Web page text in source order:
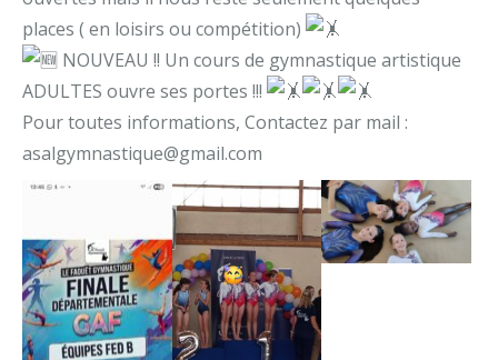
places ( en loisirs ou compétition)
NOUVEAU !! Un cours de gymnastique artistique
ADULTES ouvre ses portes !!!
Pour toutes informations, Contactez par mail :
asalgymnastique@gmail.com